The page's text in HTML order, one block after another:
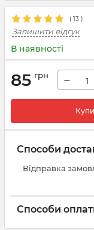
( 13 )
Залишити відгук
В наявності
85 грн −
Способи
Відправка
Способи